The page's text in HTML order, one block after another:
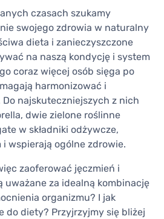
czasach szukamy
swojego zdrowia w naturalny
dieta i zanieczyszczone
na naszą kondycję i system
coraz więcej osób sięga po
harmonizować i
najskuteczniejszych z nich
dwie zielone roślinne
w składniki odżywcze,
wspierają ogólne zdrowie.
zaoferować jęczmień i
uważane za idealną kombinację
organizmu? I jak
do diety? Przyjrzyjmy się bliżej